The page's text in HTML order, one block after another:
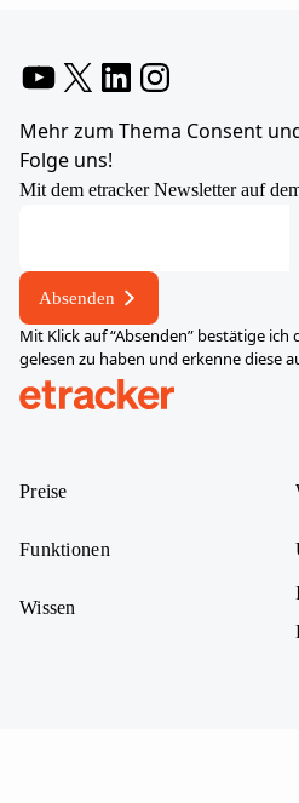
Mehr zum Thema Consent
Folge uns!
Mit dem etracker Newsletter auf
Absenden
Mit Klick auf “Absenden” bestätige ich
gelesen zu haben und erkenne diese
Preise
Funktionen
Wissen